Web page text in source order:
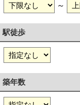
～
駅徒歩
築年数